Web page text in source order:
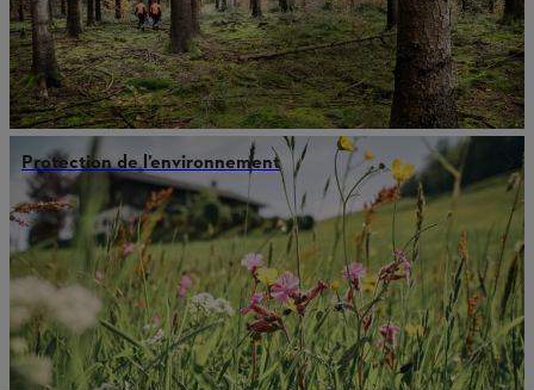
Protection de l’environnement